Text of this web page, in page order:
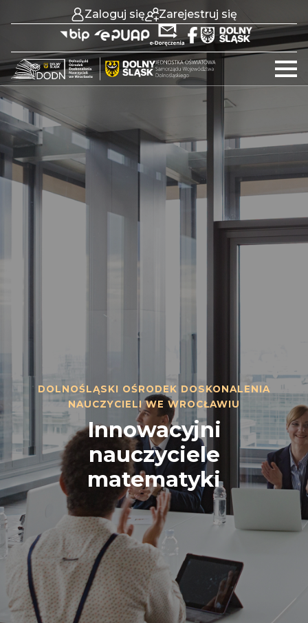
Zaloguj się Zarejestruj się
DOLNOŚLĄSKI OŚRODEK DOSKONALENIA
NAUCZYCIELI WE WROCŁAWIU
Innowacyjni
nauczyciele
matematyki